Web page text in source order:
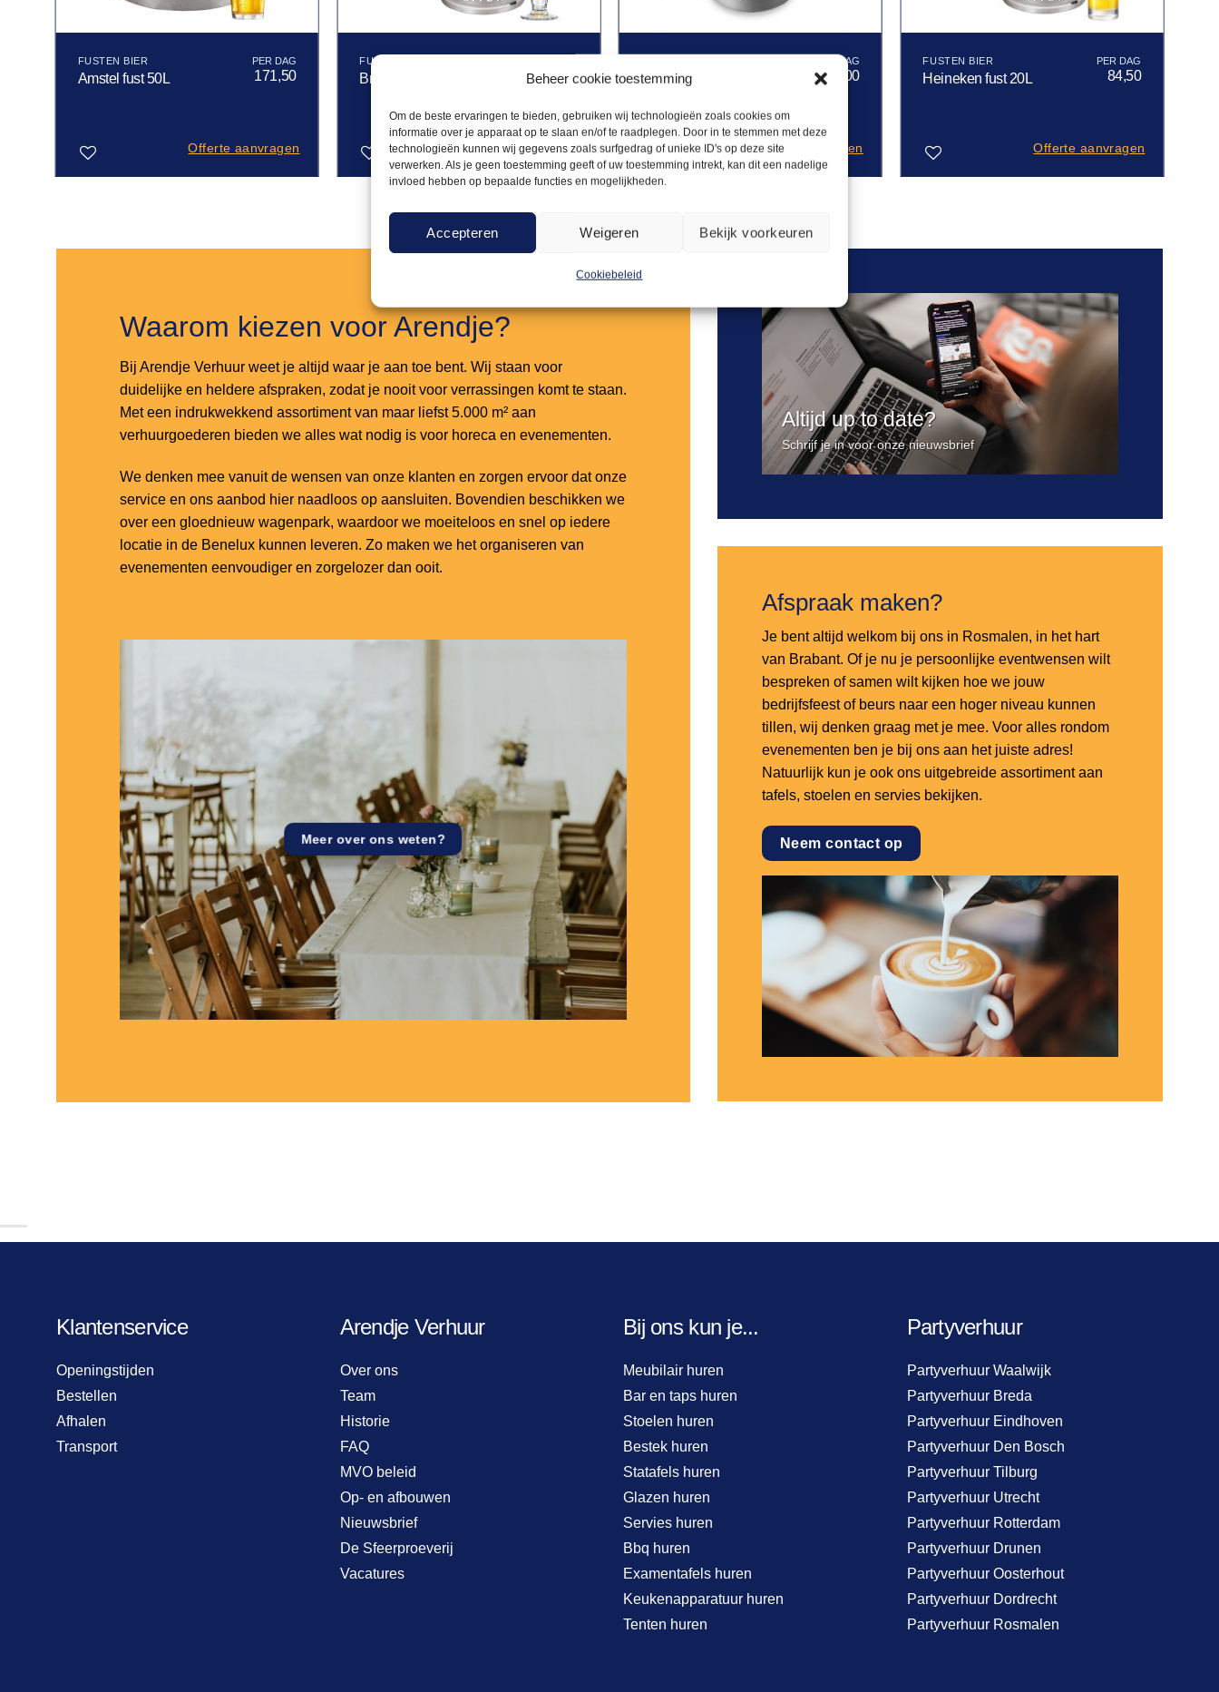
Beheer cookie toestemming
Om de beste ervaringen te bieden, gebruiken wij technologieën zoals cookies om
informatie over je apparaat op te slaan en/of te raadplegen. Door in te stemmen met deze
technologieën kunnen wij gegevens zoals surfgedrag of unieke ID's op deze site
verwerken. Als je geen toestemming geeft of uw toestemming intrekt, kan dit een nadelige
invloed hebben op bepaalde functies en mogelijkheden.
Accepteren Weigeren Bekijk voorkeuren
Cookiebeleid
FUSTEN BIER
Amstel fust 50L 171,50
Offerte aanvragen
FUSTEN BIER
Brand fust 20L 142,50
Offerte aanvragen
Heerlyck pils fust 20L 66,00
Offerte aanvragen
verlanglijst
FUSTEN BIER
Heineken fust 20L 84,50
Offerte aanvragen
Waarom kiezen voor Arendje?
Bij Arendje Verhuur weet je altijd waar je aan toe bent. Wij staan voor
duidelijke en heldere afspraken, zodat je nooit voor verrassingen komt te staan.
Met een indrukwekkend assortiment van maar liefst 5.000 m² aan
verhuurgoederen bieden we alles wat nodig is voor horeca en evenementen.
We denken mee vanuit de wensen van onze klanten en zorgen ervoor dat onze
service en ons aanbod hier naadloos op aansluiten. Bovendien beschikken we
over een gloednieuw wagenpark, waardoor we moeiteloos en snel op iedere
locatie in de Benelux kunnen leveren. Zo maken we het organiseren van
evenementen eenvoudiger en zorgelozer dan ooit.
Meer over ons weten?
Altijd up to date?
Schrijf je in voor onze nieuwsbrief
Afspraak maken?
Je bent altijd welkom bij ons in Rosmalen, in het hart
van Brabant. Of je nu je persoonlijke eventwensen wilt
bespreken of samen wilt kijken hoe we jouw
bedrijfsfeest of beurs naar een hoger niveau kunnen
tillen, wij denken graag met je mee. Voor alles rondom
evenementen ben je bij ons aan het juiste adres!
Natuurlijk kun je ook ons uitgebreide assortiment aan
tafels, stoelen en servies bekijken.
Neem contact op
Klantenservice
Openingstijden
Bestellen
Afhalen
Transport
Arendje Verhuur
Over ons
Team
Historie
FAQ
MVO beleid
Op- en afbouwen
Nieuwsbrief
De Sfeerproeverij
Vacatures
Bij ons kun je...
Meubilair huren
Bar en taps huren
Stoelen huren
Bestek huren
Statafels huren
Glazen huren
Servies huren
Bbq huren
Examentafels huren
Keukenapparatuur huren
Tenten huren
Partyverhuur
Partyverhuur Waalwijk
Partyverhuur Breda
Partyverhuur Eindhoven
Partyverhuur Den Bosch
Partyverhuur Tilburg
Partyverhuur Utrecht
Partyverhuur Rotterdam
Partyverhuur Drunen
Partyverhuur Oosterhout
Partyverhuur Dordrecht
Partyverhuur Rosmalen